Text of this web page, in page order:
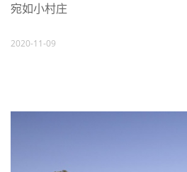
宛如小村庄
2020-11-09